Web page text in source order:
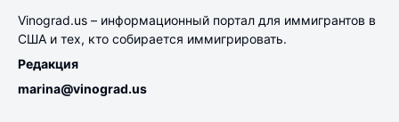
Vinograd.us – информационный портал для иммигрантов в
США и тех, кто собирается иммигрировать.
Редакция
marina@vinograd.us